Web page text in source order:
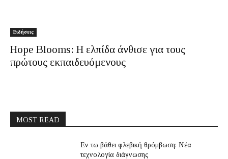
Ειδήσεις
Hope Blooms: Η ελπίδα άνθισε για τους
πρώτους εκπαιδευόμενους
MOST READ
Εν τω βάθει φλεβική θρόμβωση: Νέα
τεχνολογία διάγνωσης